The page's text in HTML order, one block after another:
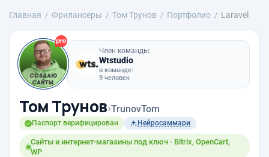
Главная Фрилансеры Том Трунов Портфолио Laravel
Член команды:
Wtstudio
в команде:
9 человек
Том Трунов›TrunovTom
Паспорт верифицирован Нейросаммари
Сайты и интернет-магазины под ключ · Bitrix, OpenCart,
WP